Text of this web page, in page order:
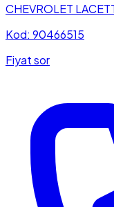
CHEVROLET
Kod: 90466515
Fiyat sor